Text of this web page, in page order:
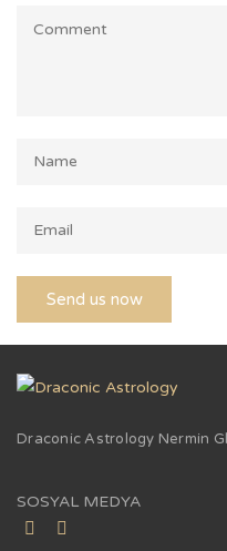
Draconic Astrology Nermin
SOSYAL MEDYA